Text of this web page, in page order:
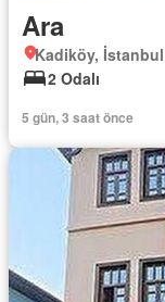
Ara
Kadiköy, İstanbul
2 Odalı
5 gün, 3 saat önce